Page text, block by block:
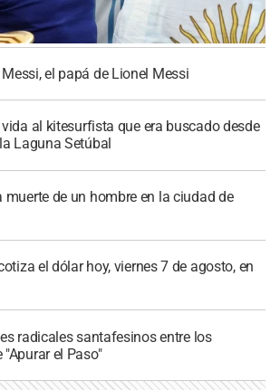
el papá de Lionel Messi
al kitesurfista que era buscado desde
Laguna Setúbal
muerte de un hombre en la ciudad de
el dólar hoy, viernes 7 de agosto, en
radicales santafesinos entre los
el Paso"